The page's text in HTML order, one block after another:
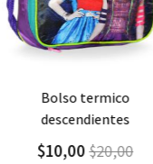
Detalle
descendientes
$10,00$20,00